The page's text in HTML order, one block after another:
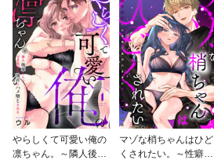
やらしくて可愛い俺の
凛ちゃん。～隣人後輩
マゾな梢ちゃんはひど
くされたい。～性癖マ